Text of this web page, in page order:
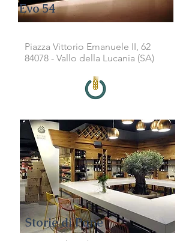
Evo 54
Piazza Vittorio Emanuele II, 62
84078 - Vallo della Lucania (SA)
Storie di Pane